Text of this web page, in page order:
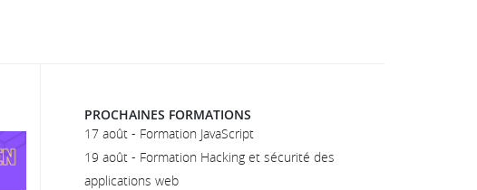
PROCHAINES FORMATIONS
17 août - Formation JavaScript
19 août - Formation Hacking et sécurité des
applications web